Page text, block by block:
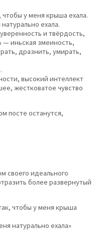
у меня крыша ехала.
ехала.
и твёрдость,
иньская змеиность,
дразнить, умирать,
высокий интеллект
жестковатое чувство
посте останутся,
своего идеального
более развернутый
чтобы у меня крыша
натурально ехала»